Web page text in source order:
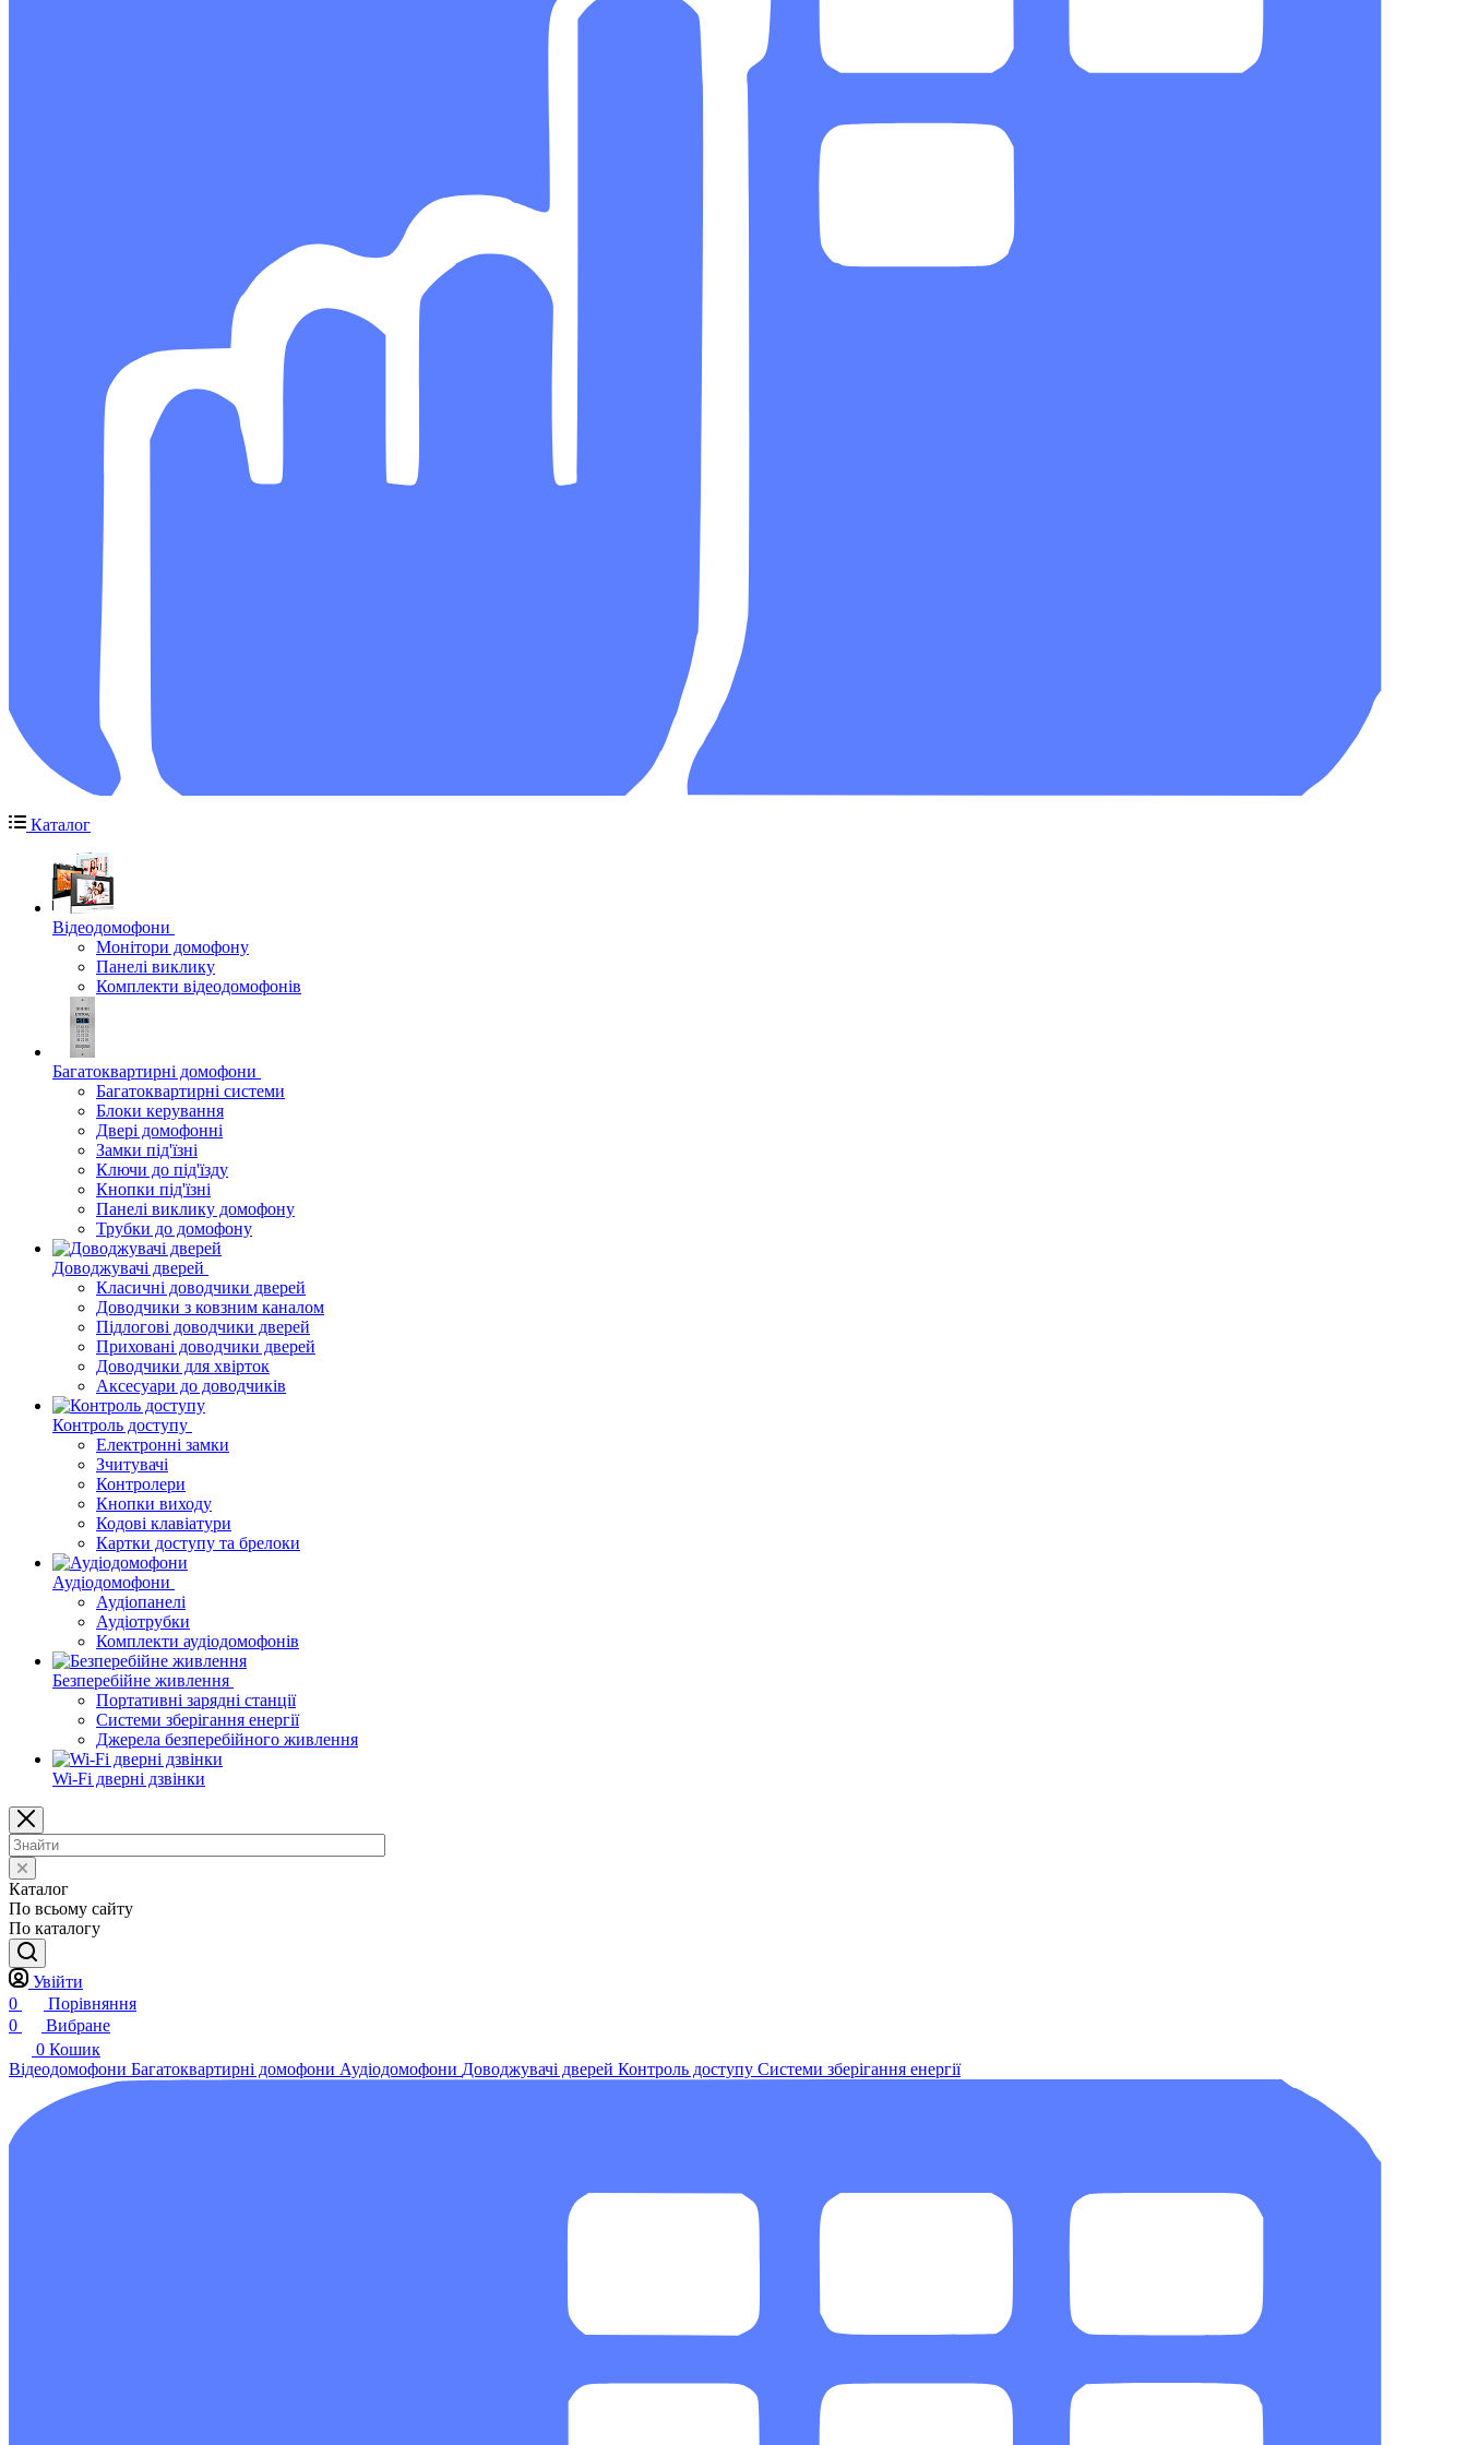
Каталог
Відеодомофони
Монітори домофону
Панелі виклику
Комплекти відеодомофонів
Багатоквартирні домофони
Багатоквартирні системи
Блоки керування
Двері домофонні
Замки під'їзні
Ключи до під'їзду
Кнопки під'їзні
Панелі виклику домофону
Трубки до домофону
Доводжувачі дверей
Класичні доводчики дверей
Доводчики з ковзним каналом
Підлогові доводчики дверей
Приховані доводчики дверей
Доводчики для хвірток
Аксесуари до доводчиків
Контроль доступу
Електронні замки
Зчитувачі
Контролери
Кнопки виходу
Кодові клавіатури
Картки доступу та брелоки
Аудіодомофони
Аудіопанелі
Аудіотрубки
Комплекти аудіодомофонів
Безперебійне живлення
Портативні зарядні станції
Системи зберігання енергії
Джерела безперебійного живлення
Wi-Fi дверні дзвінки
Каталог
По всьому сайту
По каталогу
Увійти
0
Порівняння
0
Вибране
0 Кошик
Відеодомофони Багатоквартирні домофони Аудіодомофони Доводжувачі дверей Контроль доступу Системи зберігання енергії